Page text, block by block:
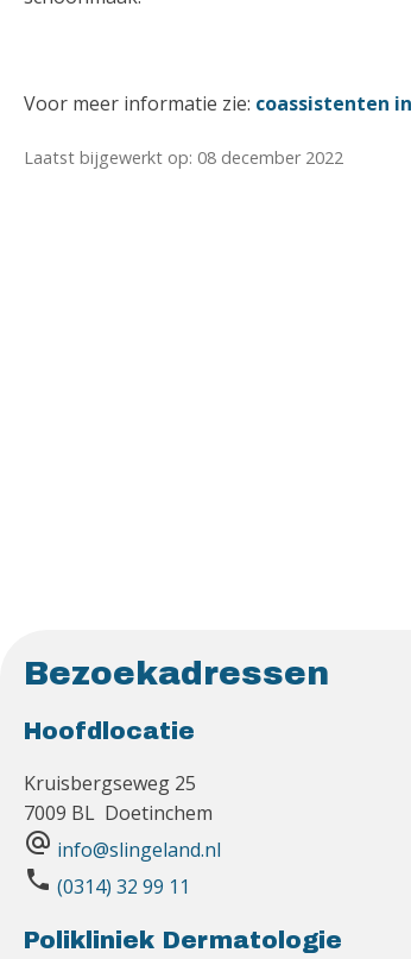
Voor meer informatie zie: coassistenten
Laatst bijgewerkt op: 08 december 2022
Bezoekadressen
Hoofdlocatie
Kruisbergseweg 25
7009 BL Doetinchem
alternate_email info@slingeland.nl
phone (0314) 32 99 11
Polikliniek Dermatologie